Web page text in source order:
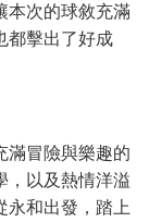
本次的球敘充滿
都擊出了好成
滿冒險與樂趣的
，以及熱情洋溢
永和出發，踏上